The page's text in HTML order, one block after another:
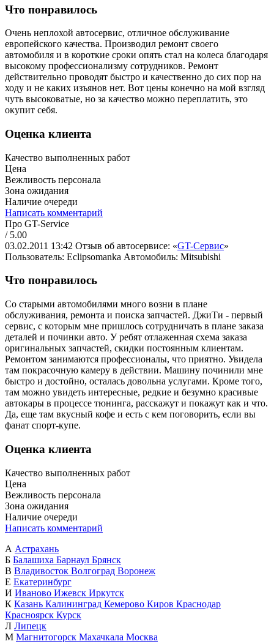
Что понравилось
Очень неплохой автосервис, отличное обслуживание
европейского качества. Производил ремонт своего
автомобиля и в короткие сроки опять стал на колеса благодаря
высокому профессионализму сотрудников. Ремонт
действительно проводят быстро и качественно до сих пор на
ходу и не каких изъянов нет. Вот цены конечно на мой взгляд
чуть высоковатые, но за качество можно переплатить, это
окупит себя.
Оценка клиента
Качество выполненных работ
Цена
Вежливость персонала
Зона ожидания
Наличие очереди
Написать комментарий
Про GT-Service
/ 5.00
03.02.2011 13:42 Отзыв об автосервисе: «GT-Сервис»
Пользователь: Eclipsomanka Автомобиль: Mitsubishi
Что понравилось
Со старыми автомобилями много возни в плане
обслуживания, ремонта и поиска запчастей. ДжиТи - первый
сервис, с которым мне пришлось сотрудничать в плане заказа
деталей и починки авто. У ребят отлаженная схема заказа
оригинальных запчастей, скидки постоянным клиентам.
Ремонтом занимаются профессионалы, что приятно. Увидела
там покрасочную камеру в действии. Машину починили мне
быстро и достойно, осталась довольна услугами. Кроме того,
там можно увидеть интересные, редкие и безумно красивые
автокары в процессе тюнинга, расскажут и покажут как и что.
Да, еще там вкусный кофе и есть с кем поговорить, если вы
фанат спорт-купе.
Оценка клиента
Качество выполненных работ
Цена
Вежливость персонала
Зона ожидания
Наличие очереди
Написать комментарий
А Астрахань
Б Балашиха Барнаул Брянск
В Владивосток Волгоград Воронеж
Е Екатеринбург
И Иваново Ижевск Иркутск
К Казань Калининград Кемерово Киров Краснодар
Красноярск Курск
Л Липецк
М Магнитогорск Махачкала Москва